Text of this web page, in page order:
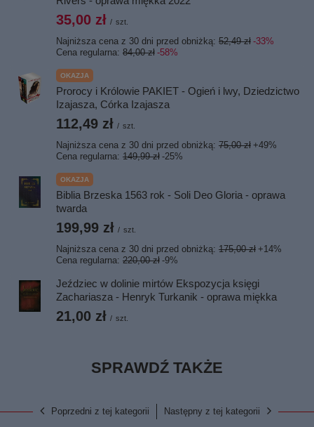
35,00 zł / szt.
Najniższa cena z 30 dni przed obniżką: 52,49 zł -33%
Cena regularna: 84,00 zł -58%
OKAZJA
Prorocy i Królowie PAKIET - Ogień i lwy, Dziedzictwo
Izajasza, Córka Izajasza
112,49 zł / szt.
Najniższa cena z 30 dni przed obniżką: 75,00 zł +49%
Cena regularna: 149,99 zł -25%
OKAZJA
Biblia Brzeska 1563 rok - Soli Deo Gloria - oprawa
twarda
199,99 zł / szt.
Najniższa cena z 30 dni przed obniżką: 175,00 zł +14%
Cena regularna: 220,00 zł -9%
Jeździec w dolinie mirtów Ekspozycja księgi
Zachariasza - Henryk Turkanik - oprawa miękka
21,00 zł / szt.
SPRAWDŹ TAKŻE
Poprzedni z tej kategorii Następny z tej kategorii